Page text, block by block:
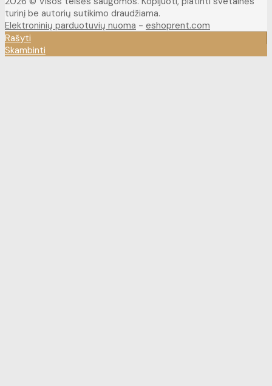
turinį be autorių sutikimo draudžiama.
Elektroninių parduotuvių nuoma - eshoprent.com
Rašyti
Skambinti